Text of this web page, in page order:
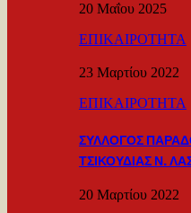
20 Μαΐου 2025
ΕΠΙΚΑΙΡΟΤΗΤΑ
23 Μαρτίου 2022
ΕΠΙΚΑΙΡΟΤΗΤΑ
ΣΥΛΛΟΓΟΣ
ΤΣΙΚΟΥΔΙΑΣ Ν.
20 Μαρτίου 2022